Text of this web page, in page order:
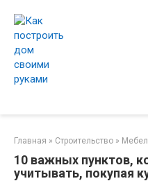
контенту
Главная » Строительство »
10 важных пунктов,
учитывать, покупая